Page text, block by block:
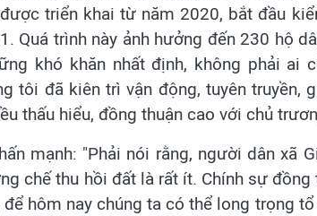
triển khai từ năm 2020, bắt đầu
Quá trình này ảnh hưởng đến 230 hộ
khó khăn nhất định, không phải ai
tôi đã kiên trì vận động, tuyên truyền,
thấu hiểu, đồng thuận cao với chủ
mạnh: "Phải nói rằng, người dân xã
chế thu hồi đất là rất ít. Chính sự
hôm nay chúng ta có thể long trọng